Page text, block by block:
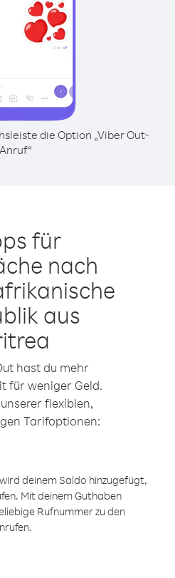
die Option „Viber Out-
Anruf“
für
nach
aus
hast du mehr
für weniger Geld.
flexiblen,
Tarifoptionen:
deinem Saldo hinzugefügt,
Mit deinem Guthaben
Rufnummer zu den